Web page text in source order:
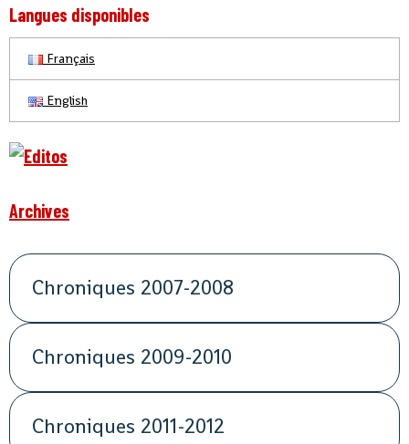
Langues disponibles
Français
English
Archives
Chroniques 2007-2008
Chroniques 2009-2010
Chroniques 2011-2012